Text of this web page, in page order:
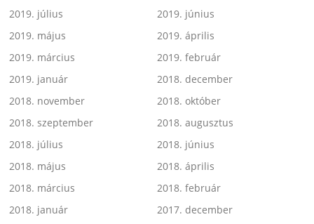
2019. július
2019. június
2019. május
2019. április
2019. március
2019. február
2019. január
2018. december
2018. november
2018. október
2018. szeptember
2018. augusztus
2018. július
2018. június
2018. május
2018. április
2018. március
2018. február
2018. január
2017. december